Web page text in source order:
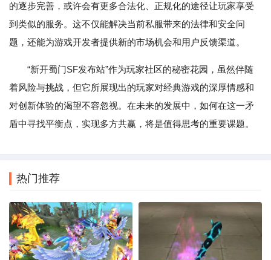
的逐步完善，或许会有更多合法化、正规化的途径让玩家享受
到类似的服务。这不仅能解决当前私服带来的法律和安全问
题，还能为游戏开发者提供新的市场机会和用户反馈渠道。
“新开蜀门SF发布站”作为玩家社区的秘密花园，虽然伴随
着风险与挑战，但它所展现出的玩家对经典游戏的深厚情感和
对创新体验的渴望不容忽视。在未来的发展中，如何在这一矛
盾中寻找平衡点，实现多方共赢，将是值得思考的重要课题。
热门推荐